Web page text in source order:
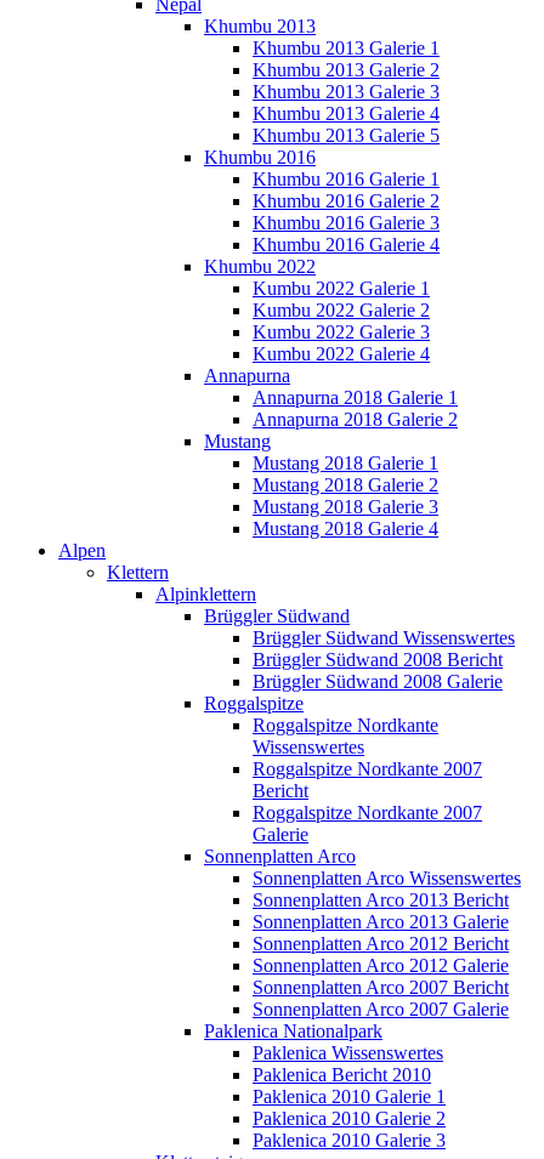
Nepal
Khumbu 2013
Khumbu 2013 Galerie 1
Khumbu 2013 Galerie 2
Khumbu 2013 Galerie 3
Khumbu 2013 Galerie 4
Khumbu 2013 Galerie 5
Khumbu 2016
Khumbu 2016 Galerie 1
Khumbu 2016 Galerie 2
Khumbu 2016 Galerie 3
Khumbu 2016 Galerie 4
Khumbu 2022
Kumbu 2022 Galerie 1
Kumbu 2022 Galerie 2
Kumbu 2022 Galerie 3
Kumbu 2022 Galerie 4
Annapurna
Annapurna 2018 Galerie 1
Annapurna 2018 Galerie 2
Mustang
Mustang 2018 Galerie 1
Mustang 2018 Galerie 2
Mustang 2018 Galerie 3
Mustang 2018 Galerie 4
Alpen
Klettern
Alpinklettern
Brüggler Südwand
Brüggler Südwand Wissenswertes
Brüggler Südwand 2008 Bericht
Brüggler Südwand 2008 Galerie
Roggalspitze
Roggalspitze Nordkante
Wissenswertes
Roggalspitze Nordkante 2007
Bericht
Roggalspitze Nordkante 2007
Galerie
Sonnenplatten Arco
Sonnenplatten Arco Wissenswertes
Sonnenplatten Arco 2013 Bericht
Sonnenplatten Arco 2013 Galerie
Sonnenplatten Arco 2012 Bericht
Sonnenplatten Arco 2012 Galerie
Sonnenplatten Arco 2007 Bericht
Sonnenplatten Arco 2007 Galerie
Paklenica Nationalpark
Paklenica Wissenswertes
Paklenica Bericht 2010
Paklenica 2010 Galerie 1
Paklenica 2010 Galerie 2
Paklenica 2010 Galerie 3